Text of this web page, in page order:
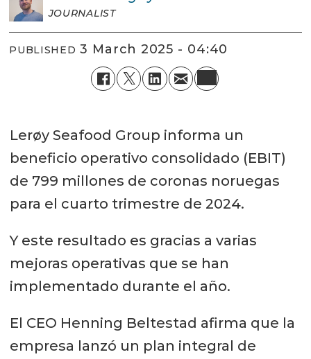
JOURNALIST
PUBLISHED 3 March 2025 - 04:40
Lerøy Seafood Group informa un
beneficio operativo consolidado (EBIT)
de 799 millones de coronas noruegas
para el cuarto trimestre de 2024.
Y este resultado es gracias a varias
mejoras operativas que se han
implementado durante el año.
El CEO Henning Beltestad afirma que la
empresa lanzó un plan integral de